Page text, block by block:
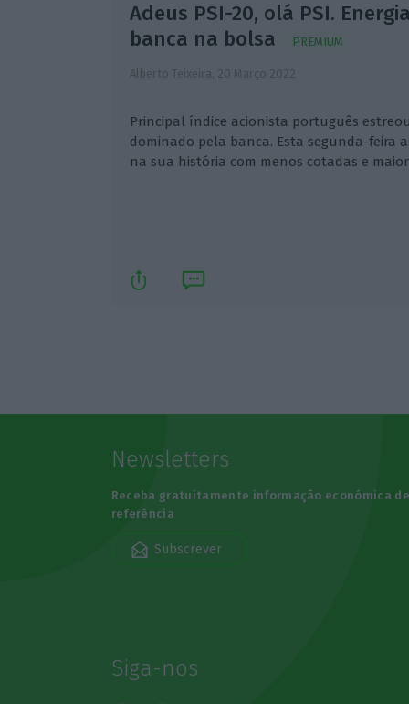
Adeus PSI-20, olá PSI.
banca na bolsa
PREMIUM
Alberto Teixeira, 20 Março 2022
Principal índice acionista português
dominado pela banca. Esta segunda-feira
na sua história com menos cotadas e
Newsletters
Receba gratuitamente informação económica de
referência
Subscrever
Siga-nos